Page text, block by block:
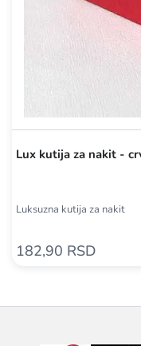
Lux kutija za nakit -
Luksuzna kutija za nakit
182,90 RSD